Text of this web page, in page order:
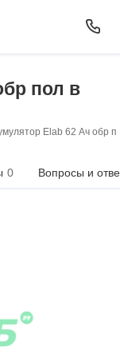
пол в
Elab 62 Ач обр
0 Вопросы и